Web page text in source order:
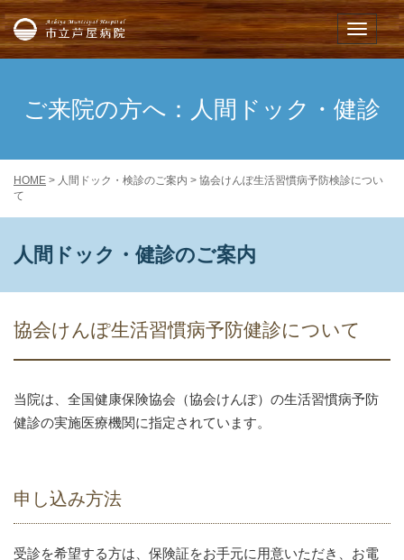
メニュー
市立芦屋病院
ご来院の方へ：人間ドック・健診
HOME > 人間ドック・検診のご案内 > 協会けんぽ生活習慣病予防検診につい
て
人間ドック・健診のご案内
協会けんぽ生活習慣病予防健診について
当院は、全国健康保険協会（協会けんぽ）の生活習慣病予防
健診の実施医療機関に指定されています。
申し込み方法
受診を希望する方は、保険証をお手元に用意いただき、お電